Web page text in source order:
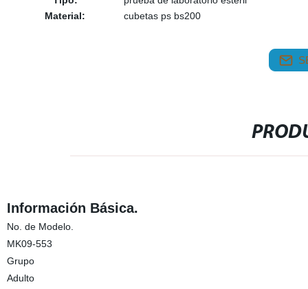
Material:
cubetas ps bs200
Información Básica.
No. de Modelo.
MK09-553
Grupo
Adulto